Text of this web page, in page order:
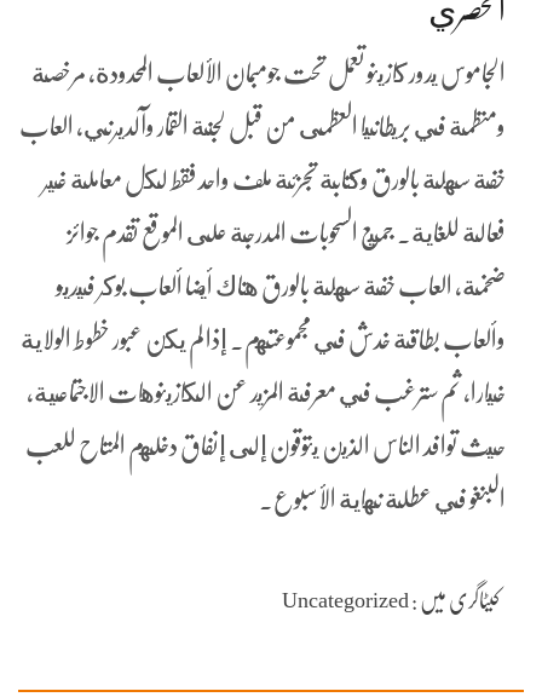
الحصري
الجاموس يدور كازينو تعمل تحت جومبمان الألعاب المحدودة, مرخصة
ومنظمة في بريطانيا العظمى من قبل لجنة القمار وآلديرني، العاب
خفة سهلة بالورق وكتابة تجزئة ملف واحد فقط لكل معاملة غير
فعالة للغاية. جميع السحوبات المدرجة على الموقع تقدم جوائز
ضخمة، العاب خفة سهلة بالورق هناك أيضا ألعاب بوكر فيديو
وألعاب بطاقة خدش في مجموعتهم. إذا لم يكن عبور خطوط الولاية
خيارا, ثم سترغب في معرفة المزيد عن الكازينوهات الاجتماعية،
حيث توافد الناس الذين يتوقون إلى إنفاق دخلهم المتاح للعب
البنغو في عطلة نهاية الأسبوع.
کیٹاگری میں : Uncategorized